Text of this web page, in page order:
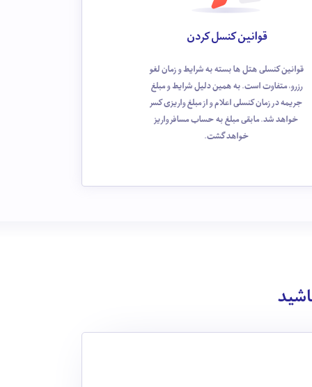
قوانین کنسل کردن
قوانین کنسلی هتل ها بسته به شرایط و زمان لغو
رزرو، متفاوت است. به همین دلیل شرایط و مبلغ
جریمه در زمان کنسلی اعلام و از مبلغ واریزی کسر
خواهد شد. مابقی مبلغ به حساب مسافر واریز
خواهد گشت.